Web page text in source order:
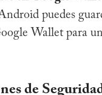
puedes
Wallet para
de